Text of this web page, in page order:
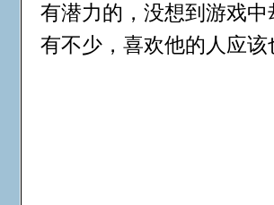
有潜力的，没想到游戏
有不少，喜欢他的人应